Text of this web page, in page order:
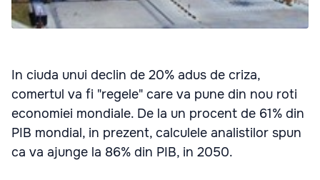
In ciuda unui declin de 20% adus de criza,
comertul va fi "regele" care va pune din nou roti
economiei mondiale. De la un procent de 61% din
PIB mondial, in prezent, calculele analistilor spun
ca va ajunge la 86% din PIB, in 2050.